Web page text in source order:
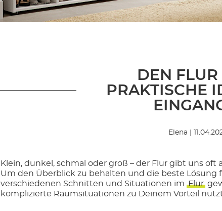
DEN FLUR
PRAKTISCHE
Elena |
Klein, dunkel, schmal oder groß – der Flur gibt uns
Um den Überblick zu behalten und die beste
verschiedenen Schnitten und Situationen im Flur
komplizierte Raumsituationen zu Deinem Vorteil